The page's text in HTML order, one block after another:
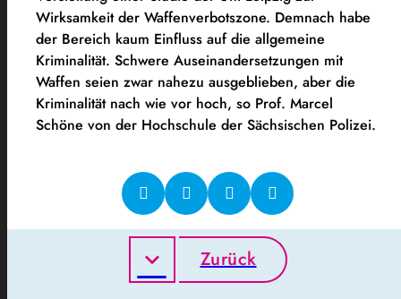
Wirksamkeit der Waffenverbotszone. Demnach habe
der Bereich kaum Einfluss auf die allgemeine
Kriminalität. Schwere Auseinandersetzungen mit
Waffen seien zwar nahezu ausgeblieben, aber die
Kriminalität nach wie vor hoch, so Prof. Marcel
Schöne von der Hochschule der Sächsischen Polizei.
Zurück